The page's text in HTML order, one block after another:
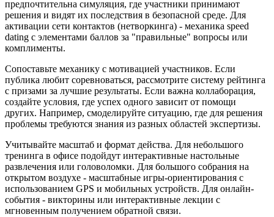
предпочтительна симуляция, где участники принимают
решения и видят их последствия в безопасной среде. Для
активации сети контактов (нетворкинга) - механика speed
dating с элементами баллов за "правильные" вопросы или
комплименты.
Сопоставьте механику с мотивацией участников. Если
публика любит соревноваться, рассмотрите систему рейтинга
с призами за лучшие результаты. Если важна коллаборация,
создайте условия, где успех одного зависит от помощи
других. Например, смоделируйте ситуацию, где для решения
проблемы требуются знания из разных областей экспертизы.
Учитывайте масштаб и формат действа. Для небольшого
тренинга в офисе подойдут интерактивные настольные
развлечения или головоломки. Для большого собрания на
открытом воздухе - масштабные игры-ориентирования с
использованием GPS и мобильных устройств. Для онлайн-
события - викторины или интерактивные лекции с
мгновенным получением обратной связи.